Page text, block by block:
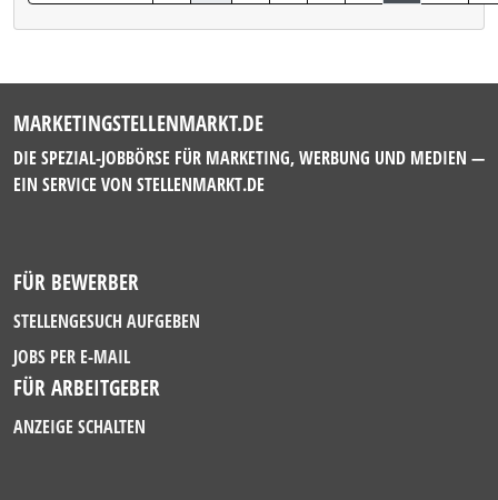
MARKETINGSTELLENMARKT.DE
DIE SPEZIAL-JOBBÖRSE FÜR MARKETING, WERBUNG UND MEDIEN —
EIN SERVICE VON STELLENMARKT.DE
FÜR BEWERBER
STELLENGESUCH AUFGEBEN
JOBS PER E-MAIL
FÜR ARBEITGEBER
ANZEIGE SCHALTEN